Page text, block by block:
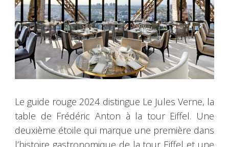
Le guide rouge 2024 distingue Le Jules Verne, la
table de Frédéric Anton à la tour Eiffel. Une
deuxième étoile qui marque une première dans